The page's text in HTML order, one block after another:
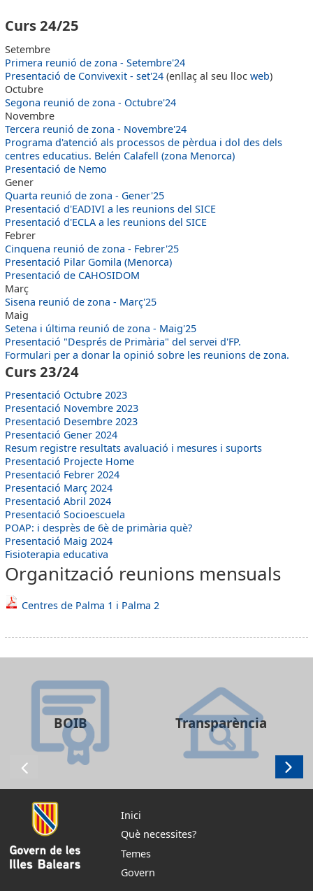
Curs 24/25
Setembre
Primera reunió de zona - Setembre'24
Presentació de Convivexit - set'24 (enllaç al seu llocweb)
Octubre
Segona reunió de zona - Octubre'24
Novembre
Tercera reunió de zona - Novembre'24
Programa d'atenció als processos de pèrdua i dol des dels
centres educatius. Belén Calafell (zona Menorca)
Presentació de Nemo
Gener
Quarta reunió de zona - Gener'25
Presentació d'EADIVI a les reunions del SICE
Presentació d'ECLA a les reunions del SICE
Febrer
Cinquena reunió de zona - Febrer'25
Presentació Pilar Gomila (Menorca)
Presentació de CAHOSIDOM
Març
Sisena reunió de zona - Març'25
Maig
Setena i última reunió de zona - Maig'25
Presentació "Després de Primària" del servei d'FP.
Formulari per a donar la opinió sobre les reunions de zona.
Curs 23/24
Presentació Octubre 2023
Presentació Novembre 2023
Presentació Desembre 2023
Presentació Gener 2024
Resum registre resultats avaluació i mesures i suports
Presentació Projecte Home
Presentació Febrer 2024
Presentació Març 2024
Presentació Abril 2024
Presentació Socioescuela
POAP: i desprès de 6è de primària què?
Presentació Maig 2024
Fisioterapia educativa
Organització reunions mensuals
Centres de Palma 1 i Palma 2
BOIB Transparència
Inici
Què necessites?
Temes
Govern